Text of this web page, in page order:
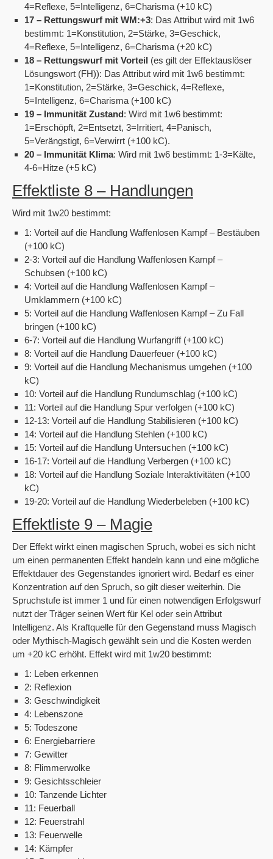
4=Reflexe, 5=Intelligenz, 6=Charisma (+10 kC)
17 – Rettungswurf mit WM:+3: Das Attribut wird mit 1w6
bestimmt: 1=Konstitution, 2=Stärke, 3=Geschick,
4=Reflexe, 5=Intelligenz, 6=Charisma (+20 kC)
18 – Rettungswurf mit Vorteil (es gilt der Effektauslöser
Lösungswort (FH)): Das Attribut wird mit 1w6 bestimmt:
1=Konstitution, 2=Stärke, 3=Geschick, 4=Reflexe,
5=Intelligenz, 6=Charisma (+100 kC)
19 – Immunität Zustand: Wird mit 1w6 bestimmt:
1=Erschöpft, 2=Entsetzt, 3=Irritiert, 4=Panisch,
5=Verängstigt, 6=Verwirrt (+100 kC).
20 – Immunität Klima: Wird mit 1w6 bestimmt: 1-3=Kälte,
4-6=Hitze (+5 kC)
Effektliste 8 – Handlungen
Wird mit 1w20 bestimmt:
1: Vorteil auf die Handlung Waffenlosen Kampf – Bestäuben
(+100 kC)
2-3: Vorteil auf die Handlung Waffenlosen Kampf –
Schubsen (+100 kC)
4: Vorteil auf die Handlung Waffenlosen Kampf –
Umklammern (+100 kC)
5: Vorteil auf die Handlung Waffenlosen Kampf – Zu Fall
bringen (+100 kC)
6-7: Vorteil auf die Handlung Wurfangriff (+100 kC)
8: Vorteil auf die Handlung Dauerfeuer (+100 kC)
9: Vorteil auf die Handlung Mechanismus umgehen (+100
kC)
10: Vorteil auf die Handlung Rundumschlag (+100 kC)
11: Vorteil auf die Handlung Spur verfolgen (+100 kC)
12-13: Vorteil auf die Handlung Stabilisieren (+100 kC)
14: Vorteil auf die Handlung Stehlen (+100 kC)
15: Vorteil auf die Handlung Untersuchen (+100 kC)
16-17: Vorteil auf die Handlung Verbergen (+100 kC)
18: Vorteil auf die Handlung Soziale Interaktivitäten (+100
kC)
19-20: Vorteil auf die Handlung Wiederbeleben (+100 kC)
Effektliste 9 – Magie
Der Effekt wirkt einen magischen Spruch, wobei es sich nicht
um einen permanenten Effekt handeln kann und eine mögliche
Effektdauer des Gegenstandes ignoriert wird. Bedarf es einer
Konzentration auf den Spruch, so gilt dieser weiterhin. Die
Spruchstufe ist immer 1 und für einen notwendigen Erfolgswurf
nutzt der Träger seinen Wert für Kel oder sein Attribut
Intelligenz. Als Kraftquelle für den Gegenstand muss Magisch
oder Mythisch-Magisch gewählt sein und die Kosten werden
um +20 kC erhöht. Effekt wird mit 1w20 bestimmt:
1: Leben erkennen
2: Reflexion
3: Geschwindigkeit
4: Lebenszone
5: Todeszone
6: Energiebarriere
7: Gewitter
8: Flimmerwolke
9: Gesichtsschleier
10: Tanzende Lichter
11: Feuerball
12: Feuerstrahl
13: Feuerwelle
14: Kämpfer